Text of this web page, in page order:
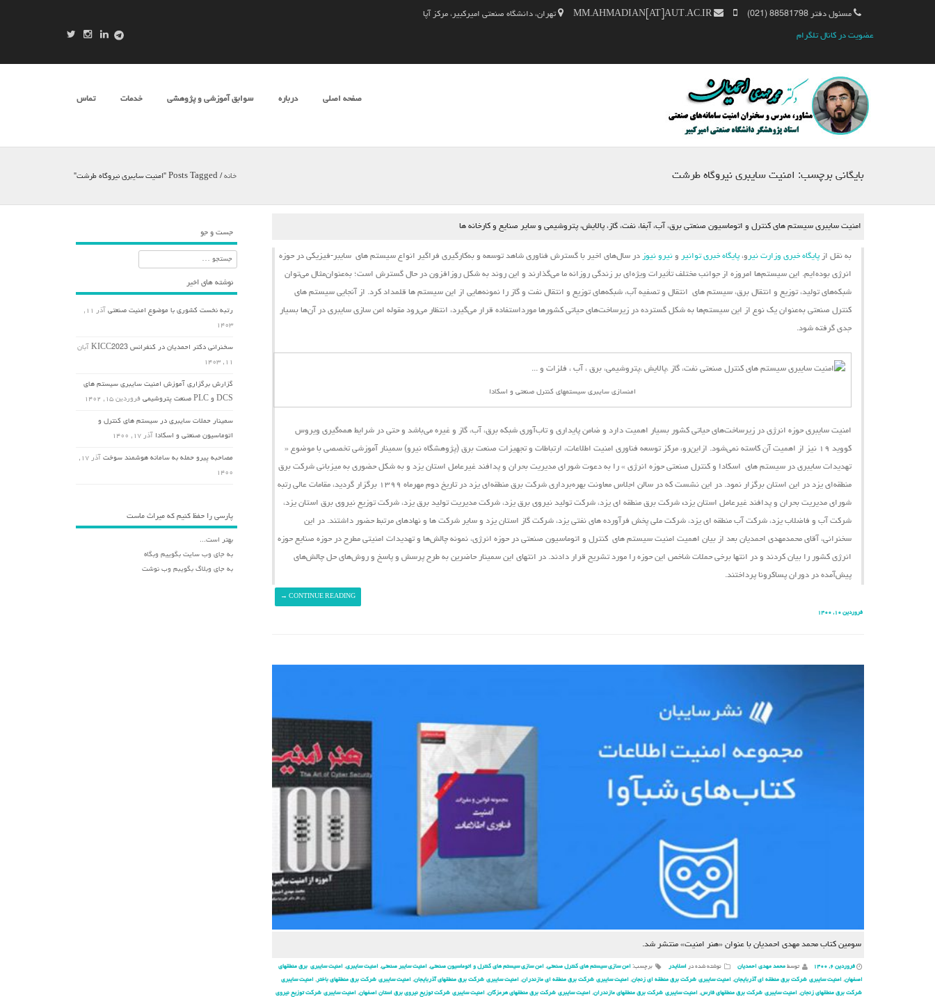
مسئول دفتر 88581798 (021) تهران، دانشگاه صنعتی امیرکبیر، مرکز آپا
عضویت در کانال تلگرام
صفحه اصلی درباره سوابق آموزشی و پژوهشی خدمات تماس
بایگانی برچسب: امنیت سایبری نیروگاه طرشت خانه/ Posts Tagged "امنیت سایبری نیروگاه طرشت"
امنیت سایبری سیستم های کنترل و اتوماسیون صنعتی برق، آب، آبفا، نفت، گاز، پالایش، پتروشیمی و سایر صنایع و کارخانه ها
به نقل از پایگاه خبری وزارت نیر و، پایگاه خبری توانیر و نیرو نیوز در سال‌های اخیر با گسترش فناوری شاهد توسعه و به‌کارگیری فراگیر انواع سیستم ‌های سایبر-فیزیکی در حوزه
انرژی بوده‌ایم. این سیستم‌ها امروزه از جوانب مختلف تأثیرات ویژه‌ای بر زندگی روزانه ما می‌گذارند و این روند به شکل روزافزون در حال گسترش است؛ به‌عنوان‌مثال می‌توان
شبکه‌های تولید، توزیع و انتقال برق، سیستم ‌های انتقال و تصفیه آب، شبکه‌های توزیع و انتقال نفت و گاز را نمونه‌هایی از این سیستم ‌ها قلمداد کرد. از آنجایی سیستم ‌های
کنترل صنعتی به‌عنوان یک نوع از این سیستم‌ها به شکل گسترده در زیرساخت‌های حیاتی کشورها مورداستفاده قرار می‌گیرد، انتظار می‌رود مقوله امن‌‌ سازی سایبری در آن‌ها بسیار
جدی گرفته شود.
امنسازی سایبری سیستمهای کنترل صنعتی و اسکادا
امنیت سایبری حوزه انرژی در زیرساخت‌های حیاتی کشور بسیار اهمیت دارد و ضامن پایداری و تاب‌آوری شبکه برق، آب، گاز و غیره می‌باشد و حتی در شرایط همه‌گیری ویروس
کووید ۱۹ نیز از اهمیت آن کاسته نمی‌شود.
ازاین‌رو، مرکز توسعه فناوری امنیت اطلاعات، ارتباطات و تجهیزات صنعت برق (پژوهشگاه نیرو) سمینار آموزشی تخصصی با موضوع «
تهدیدات سایبری در سیستم ‌های اسکادا و کنترل صنعتی حوزه انرژی » را به دعوت شورای مدیریت بحران و پدافند غیرعامل استان یزد و به شکل حضوری به میزبانی شرکت برق
منطقه‌ای یزد در این استان برگزار نمود. در این نشست که در سالن اجلاس معاونت بهره‌برداری شرکت برق منطقه‌ای یزد در تاریخ دوم مهرماه ۱۳۹۹ برگزار گردید، مقامات عالی رتبه
شورای مدیریت بحران و پدافند غیرعامل استان یزد، شرکت برق منطقه ای یزد، شرکت تولید نیروی برق یزد، شرکت مدیریت تولید برق یزد، شرکت توزیع نیروی برق استان یزد،
شرکت آب و فاضلاب یزد، شرکت آب منطقه ای یزد، شرکت ملی پخش فرآورده های نفتی یزد، شرکت گاز استان یزد و سایر شرکت ها و نهادهای مرتبط حضور داشتند. در این
سخنرانی، آقای محمدمهدی احمدیان بعد از بیان اهمیت امنیت سیستم ‌های کنترل و اتوماسیون صنعتی در حوزه انرژی، نمونه چالش‌ها و تهدیدات امنیتی مطرح در حوزه صنایع حوزه
انرژی کشور را بیان کردند و در انتها برخی حملات شاخص این حوزه را مورد تشریح قرار دادند. در انتهای این سمینار حاضرین به طرح پرسش و پاسخ و روش‌های حل چالش‌های
پیش‌آمده در دوران پساکرونا پرداختند.
CONTINUE READING
→
فروردین ۱۰, ۱۴۰۰
سومین کتاب محمد مهدی احمدیان با عنوان «هنر امنیت» منتشر شد.
فروردین ۶, ۱۴۰۰ توسط محمد مهدی احمدیان نوشته شده در اسلایدر برچسب: امن سازی سیستم های کنترل صنعتی, امن سازی سیستم های کنترل و اتوماسیون صنعتی, امنیت سایبر صنعتی, امنیت سایبری, امنیت سایبری برق منطقهای
اصفهان, امنیت سایبری شركت برق منطقه ای آذربایجان, امنیت سایبری شركت برق منطقه ای زنجان, امنیت سایبری شركت برق منطقه ای مازندران, امنیت سایبری شركت برق منطقهای آذربایجان, امنیت سایبری شركت برق منطقهای باختر , امنیت سایبری
شركت برق منطقهای زنجان, امنیت سایبری شركت برق منطقهای فارس, امنیت سایبری شركت برق منطقهای مازندران, امنیت سایبری شركت برق منطقهای هرمزگان, امنیت سایبری شركت توزیع نیروی برق استان اصفهان, امنیت سایبری شركت توزیع نیروی
جست و جو
جستجو
نوشته های اخیر
رتبه نخست کشوری با موضوع امنیت صنعتی
آذر ۱۱,
۱۴۰۳
سخنرانی دکتر احمدیان در کنفرانس KICC2023
آبان
۱۱, ۱۴۰۳
گزارش برگزاری آموزش امنیت سایبری سیستم های
DCS و PLC صنعت پتروشیمی
فروردین ۱۵, ۱۴۰۲
سمینار حملات سایبری در سیستم های کنترل و
اتوماسیون صنعتی و اسکادا آذر ۱۷, ۱۴۰۰
مصاحبه پیرو حمله به سامانه هوشمند سوخت
آذر ۱۷,
۱۴۰۰
پارسی را حفظ کنیم که میراث ماست
بهتر است...
به جای وب سایت بگوییم وبگاه
به جای وبلاگ بگویبم وب نوشت